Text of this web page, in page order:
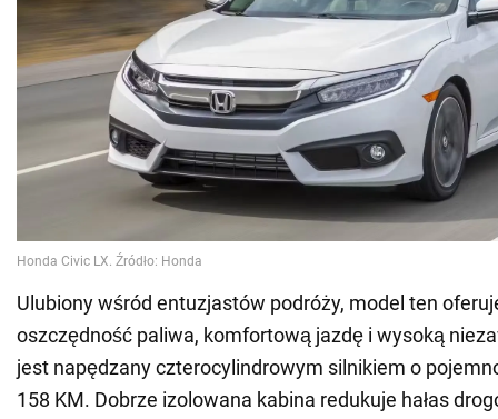
Ulubiony wśród entuzjastów podróży, model ten
oszczędność paliwa, komfortową jazdę i wysoką
jest napędzany czterocylindrowym silnikiem o
158 KM. Dobrze izolowana kabina redukuje hałas